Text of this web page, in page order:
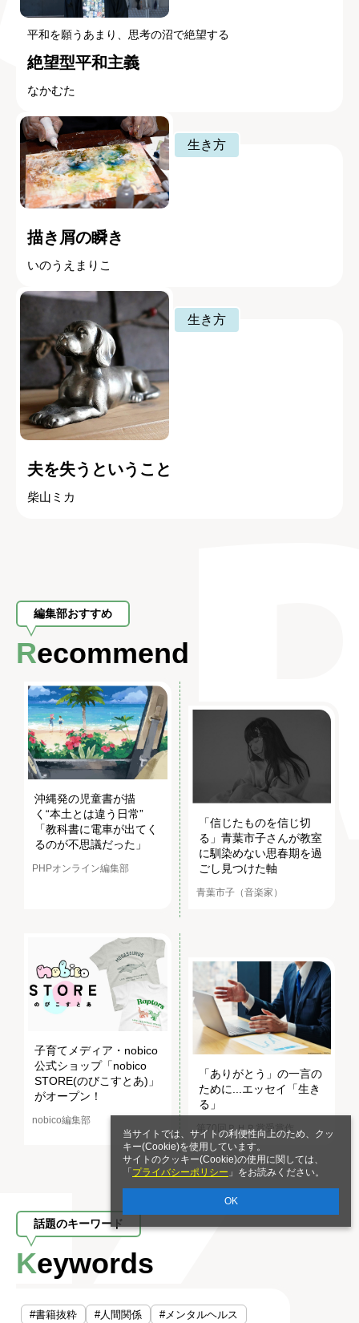
当サイトでは、サイトの利便性向上のため、クッ
キー(Cookie)を使用しています。
サイトのクッキー(Cookie)の使用に関しては、
「 プライバシーポリシー 」をお読みください。
OK
平和を願うあまり、思考の沼で絶望する
絶望型平和主義
なかむた
生き方
描き屑の瞬き
いのうえまりこ
生き方
夫を失うということ
柴山ミカ
編集部おすすめ
Recommend
沖縄発の児童書が描
く“本土とは違う日常”
「教科書に電車が出てく
るのが不思議だった」
PHPオンライン編集部
「信じたものを信じ切
る」青葉市子さんが教室
に馴染めない思春期を過
ごし見つけた軸
青葉市子（音楽家）
子育てメディア・nobico
公式ショップ「nobico
STORE(のびこすとあ)」
がオープン！
nobico編集部
「ありがとう」の一言の
ために...エッセイ「生き
る」
第70回ＰＨＰ賞受賞作
話題のキーワード
Keywords
#書籍抜粋 #人間関係 #メンタルヘルス